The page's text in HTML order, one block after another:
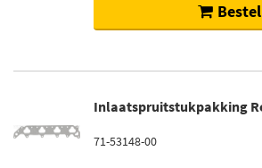
Inlaatspruitstukpakking
71-53148-00